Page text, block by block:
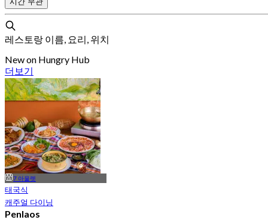
레스토랑 이름, 요리, 위치
New on Hungry Hub
더보기
7 아울렛
태국식
캐주얼 다이닝
Penlaos